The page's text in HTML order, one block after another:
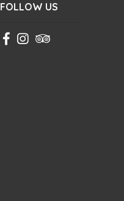
FOLLOW US